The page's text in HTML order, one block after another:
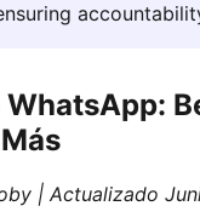
| Actualizado